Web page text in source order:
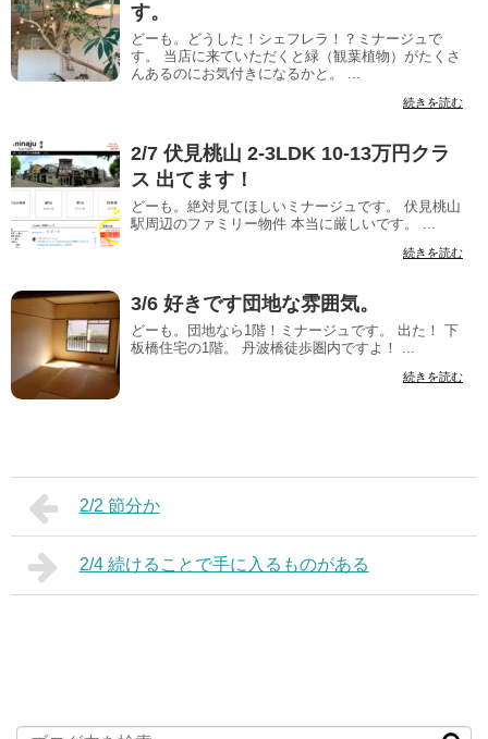
す。
どーも。どうした！シェフレラ！？ミナージュで
す。 当店に来ていただくと緑（観葉植物）がたくさ
んあるのにお気付きになるかと。 ...
続きを読む
2/7 伏見桃山 2-3LDK 10-13万円クラ
ス 出てます！
どーも。絶対見てほしいミナージュです。 伏見桃山
駅周辺のファミリー物件 本当に厳しいです。 ...
続きを読む
3/6 好きです団地な雰囲気。
どーも。団地なら1階！ミナージュです。 出た！ 下
板橋住宅の1階。 丹波橋徒歩圏内ですよ！ ...
続きを読む
2/2 節分か
2/4 続けることで手に入るものがある